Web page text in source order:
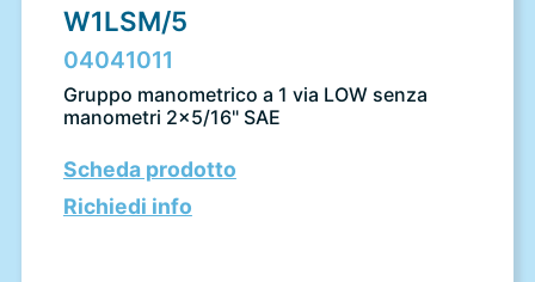
W1LSM/5
04041011
Gruppo manometrico a 1 via LOW senza
manometri 2x5/16" SAE
Scheda prodotto
Richiedi info